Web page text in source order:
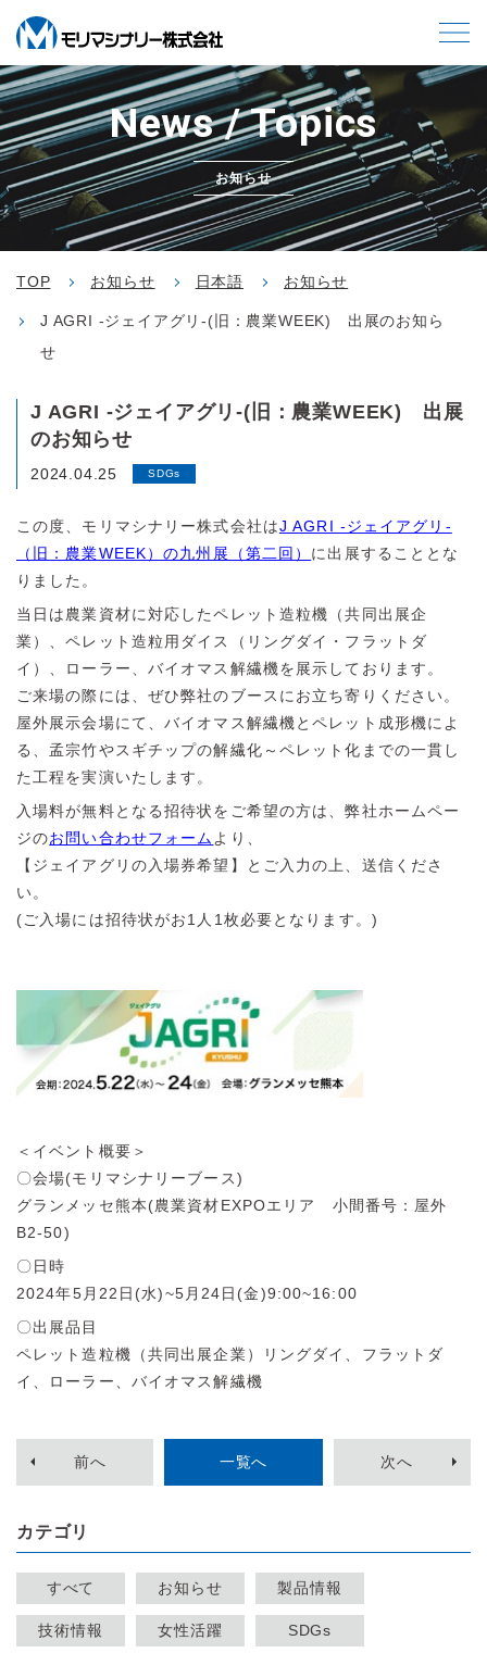
News / Topics
お知らせ
TOP お知らせ 日本語 お知らせ
J AGRI -ジェイアグリ-(旧：農業WEEK) 出展のお知ら
せ
J AGRI -ジェイアグリ-(旧：農業WEEK) 出展
のお知らせ
2024.04.25 SDGs
この度、モリマシナリー株式会社はJ AGRI -ジェイアグリ-
（旧：農業WEEK）の九州展（第二回） に出展することとな
りました。
当日は農業資材に対応したペレット造粒機（共同出展企
業）、ペレット造粒用ダイス（リングダイ・フラットダ
イ）、ローラー、バイオマス解繊機を展示しております。
ご来場の際には、ぜひ弊社のブースにお立ち寄りください。
屋外展示会場にて、バイオマス解繊機とペレット成形機によ
る、孟宗竹やスギチップの解繊化～ペレット化までの一貫し
た工程を実演いたします。
入場料が無料となる招待状をご希望の方は、弊社ホームペー
ジのお問い合わせフォーム より、
【ジェイアグリの入場券希望】とご入力の上、送信くださ
い。
(ご入場には招待状がお1人1枚必要となります。)
＜イベント概要＞
〇会場(モリマシナリーブース)
グランメッセ熊本(農業資材EXPOエリア 小間番号：屋外
B2-50)
〇日時
2024年5月22日(水)~5月24日(金)9:00~16:00
〇出展品目
ペレット造粒機（共同出展企業）リングダイ、フラットダ
イ、ローラー、バイオマス解繊機
前へ 一覧へ 次へ
カテゴリ
すべて お知らせ 製品情報
技術情報 女性活躍 SDGs